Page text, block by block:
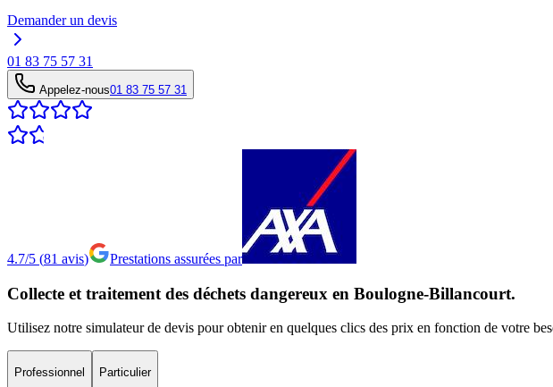
Demander un devis
01 83 75 57 31
Appelez-nous01 83 75 57 31
4.7/5 (81 avis) Prestations assurées par
Collecte et traitement des déchets dangereux en Boulogne-Billancourt.
Utilisez notre simulateur de devis pour obtenir en quelques clics des prix en fonction de votre
Professionnel Particulier